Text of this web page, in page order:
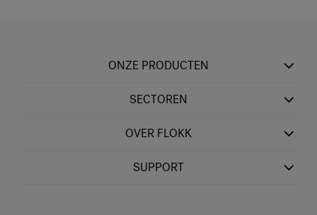
ONZE PRODUCTEN
SECTOREN
OVER FLOKK
SUPPORT